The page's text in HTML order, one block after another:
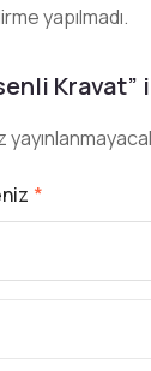
yapılmadı.
*